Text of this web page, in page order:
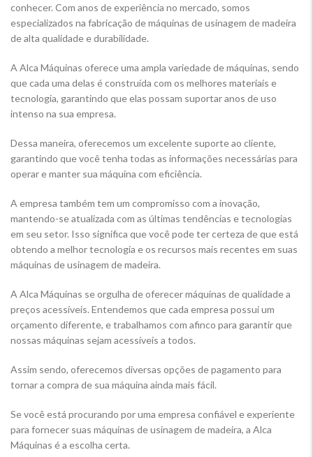
conhecer. Com anos de experiência no mercado, somos
especializados na fabricação de máquinas de usinagem de madeira
de alta qualidade e durabilidade.
A Alca Máquinas oferece uma ampla variedade de máquinas, sendo
que cada uma delas é construída com os melhores materiais e
tecnologia, garantindo que elas possam suportar anos de uso
intenso na sua empresa.
Dessa maneira, oferecemos um excelente suporte ao cliente,
garantindo que você tenha todas as informações necessárias para
operar e manter sua máquina com eficiência.
A empresa também tem um compromisso com a inovação,
mantendo-se atualizada com as últimas tendências e tecnologias
em seu setor. Isso significa que você pode ter certeza de que está
obtendo a melhor tecnologia e os recursos mais recentes em suas
máquinas de usinagem de madeira.
A Alca Máquinas se orgulha de oferecer máquinas de qualidade a
preços acessíveis. Entendemos que cada empresa possui um
orçamento diferente, e trabalhamos com afinco para garantir que
nossas máquinas sejam acessíveis a todos.
Assim sendo, oferecemos diversas opções de pagamento para
tornar a compra de sua máquina ainda mais fácil.
Se você está procurando por uma empresa confiável e experiente
para fornecer suas máquinas de usinagem de madeira, a Alca
Máquinas é a escolha certa.